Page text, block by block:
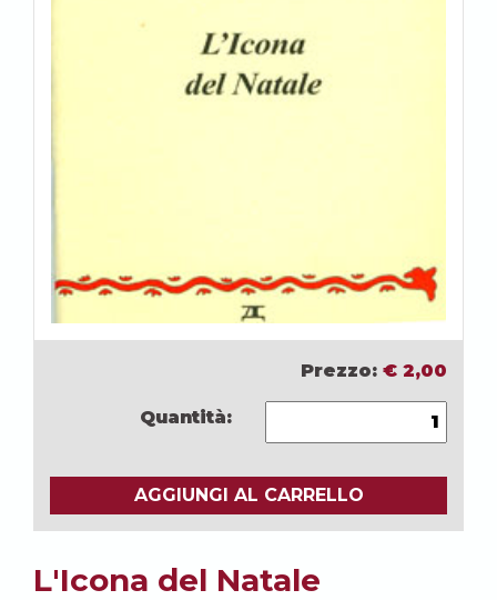
Prezzo: € 2,00
Quantità:
AGGIUNGI AL CARRELLO
L'Icona del Natale